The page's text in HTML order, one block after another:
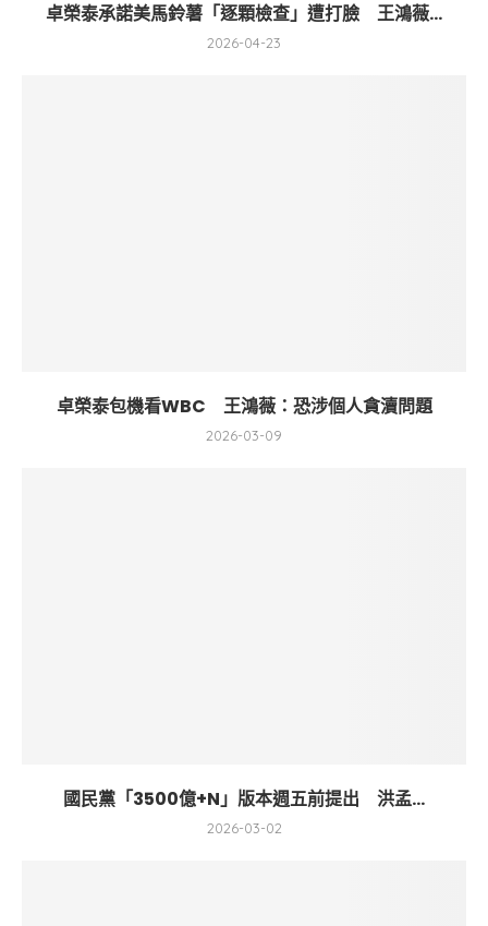
卓榮泰承諾美馬鈴薯「逐顆檢查」遭打臉 王鴻薇...
2026-04-23
卓榮泰包機看WBC 王鴻薇：恐涉個人貪瀆問題
2026-03-09
國民黨「3500億+N」版本週五前提出 洪孟...
2026-03-02